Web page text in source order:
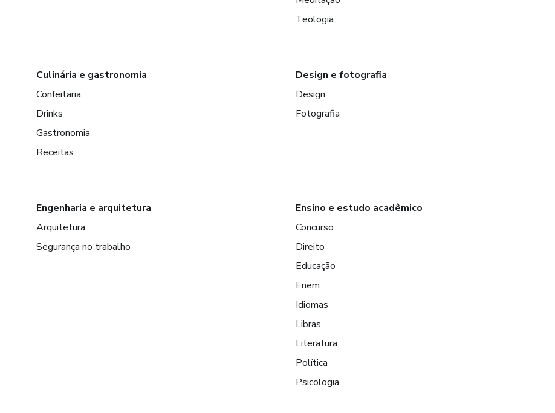
Teologia
Culinária e gastronomia
Confeitaria
Drinks
Gastronomia
Receitas
Design e fotografia
Design
Fotografia
Engenharia e arquitetura
Arquitetura
Segurança no trabalho
Ensino e estudo acadêmico
Concurso
Direito
Educação
Enem
Idiomas
Libras
Literatura
Política
Psicologia